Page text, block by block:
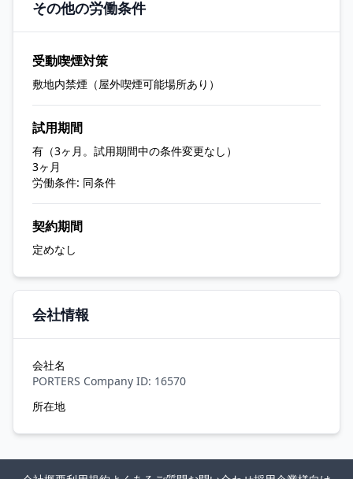
その他の労働条件
受動喫煙対策
敷地内禁煙（屋外喫煙可能場所あり）
試用期間
有（3ヶ月。試用期間中の条件変更なし）
3ヶ月
労働条件: 同条件
契約期間
定めなし
会社情報
会社名
PORTERS Company ID: 16570
所在地